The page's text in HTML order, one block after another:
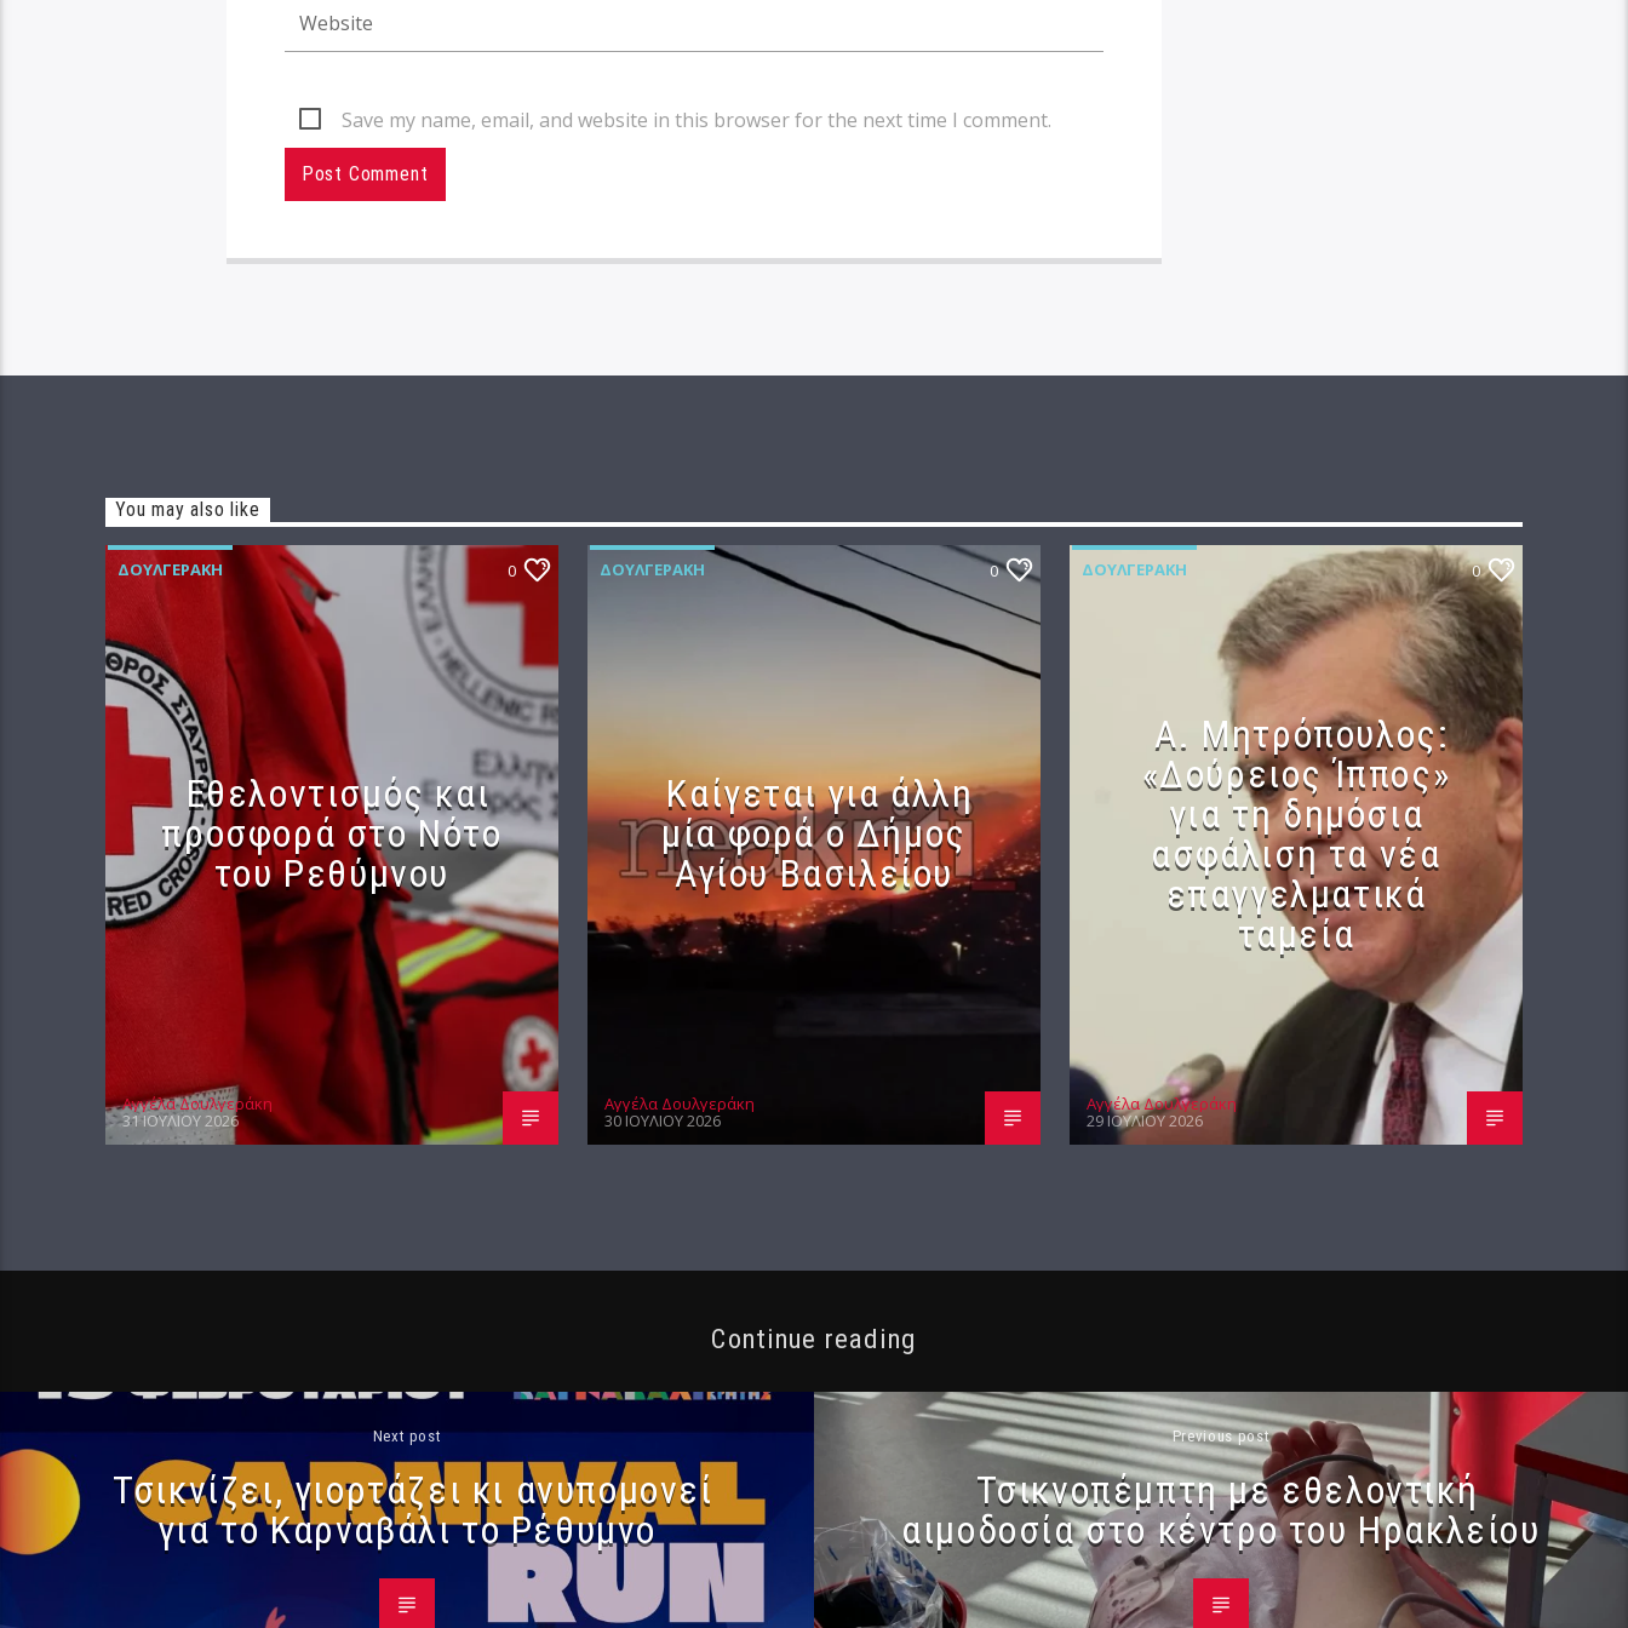
Save my name, email, and website in this browser for the next time I comment.
You may also like
ΔΟΥΛΓΕΡΆΚΗ 0
Εθελοντισμός και
προσφορά στο Νότο
του Ρεθύμνου
Αγγέλα Δουλγεράκη
31 ΙΟΥΛΊΟΥ 2026
ΔΟΥΛΓΕΡΆΚΗ 0
Καίγεται για άλλη
μία φορά ο Δήμος
Αγίου Βασιλείου
Αγγέλα Δουλγεράκη
30 ΙΟΥΛΊΟΥ 2026
ΔΟΥΛΓΕΡΆΚΗ 0
Α. Μητρόπουλος:
«Δούρειος Ίππος»
για τη δημόσια
ασφάλιση τα νέα
επαγγελματικά
ταμεία
Αγγέλα Δουλγεράκη
29 ΙΟΥΛΊΟΥ 2026
Continue reading
Next post
Τσικνίζει, γιορτάζει κι ανυπομονεί
για το Καρναβάλι το Ρέθυμνο
Previous post
Τσικνοπέμπτη με εθελοντική
αιμοδοσία στο κέντρο του Ηρακλείου